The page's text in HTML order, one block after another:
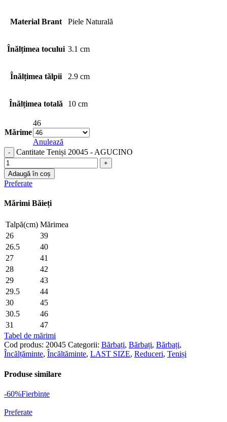
Material Brant Piele Naturală
Înălțimea tocului 3.1 cm
Înălțimea tălpii 2.9 cm
Înălțimea totală 10 cm
Mărime
46
Anulează
Cantitate Teniși 20045 - AGUCINO
Adaugă în coș
Preferate
Mărimi Băieți
Talpă(cm) Mărimea
26
39
26.5
40
27
41
28
42
29
43
29.5
44
30
45
30.5
46
31
47
Tabel de mărimi
Cod produs: 20045 Categorii: Bărbați, Bărbați, Bărbați,
Încălțăminte, Încăltăminte, LAST SIZE, Reduceri, Teniși
Produse similare
-60%Fierbinte
Preferate